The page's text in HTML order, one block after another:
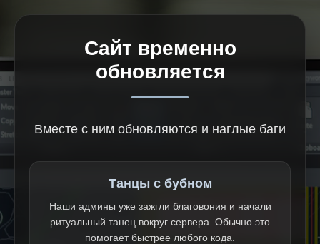
Сайт временно
обновляется
Вместе с ним обновляются и наглые баги
Танцы с бубном
Наши админы уже зажгли благовония и начали
ритуальный танец вокруг сервера. Обычно это
помогает быстрее любого кода.